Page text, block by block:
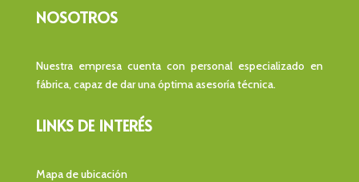
NOSOTROS
Nuestra empresa cuenta con personal especializado en
fábrica, capaz de dar una óptima asesoría técnica.
LINKS DE INTERÉS
Mapa de ubicación